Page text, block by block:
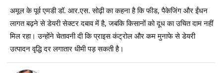
Opinion
Politics
Magazine
अमूल के पूर्व एमडी डॉ. आर.एस. सोढ़ी का कहना है कि फीड, पैकेजिंग और ईंधन
लागत बढ़ने से डेयरी सेक्टर दबाव में है, जबकि किसानों को दूध का उचित दाम नहीं
मिल रहा। उन्होंने चेतावनी दी कि प्राइस कंट्रोल और कम मुनाफे से डेयरी
उत्पादन वृद्धि दर लगातार धीमी पड़ सकती है।